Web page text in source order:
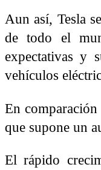
Aun así, Tesla
de todo el
expectativas y
vehículos
En
que supone un
El rápido